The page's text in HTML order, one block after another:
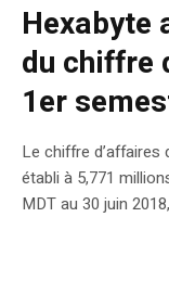
Hexabyte
du chiffre
1er
Le chiffre d’affaires
établi à 5,771
MDT au 30 juin